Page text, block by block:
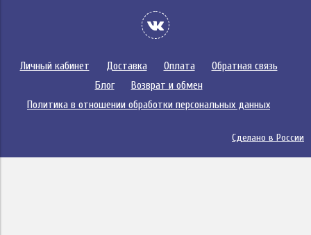
Личный кабинет Доставка Оплата
Обратная связь
Блог
Возврат и обмен
Политика в отношении обработки персональных данных
Сделано в России